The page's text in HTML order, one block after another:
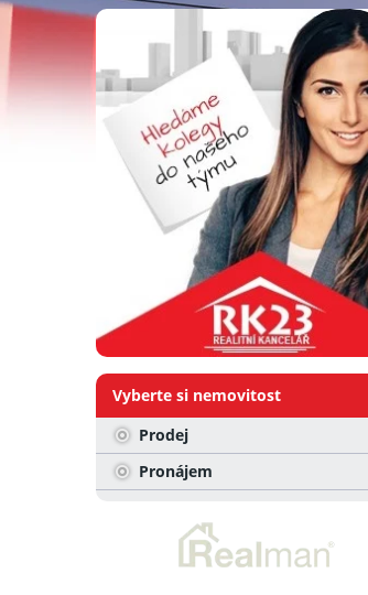
Vyberte si nemovitost
Prodej
Pronájem